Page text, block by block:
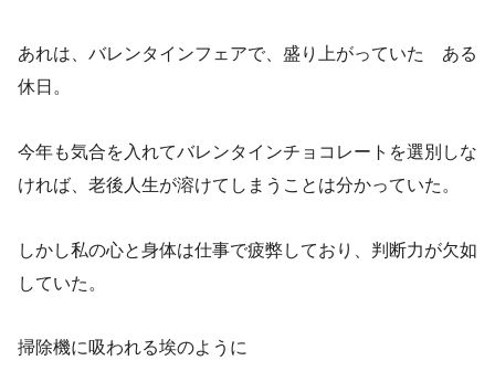
あれは、バレンタインフェアで、盛り上がっていた ある
休日。
今年も気合を入れてバレンタインチョコレートを選別しな
ければ、老後人生が溶けてしまうことは分かっていた。
しかし私の心と身体は仕事で疲弊しており、判断力が欠如
していた。
掃除機に吸われる埃のように